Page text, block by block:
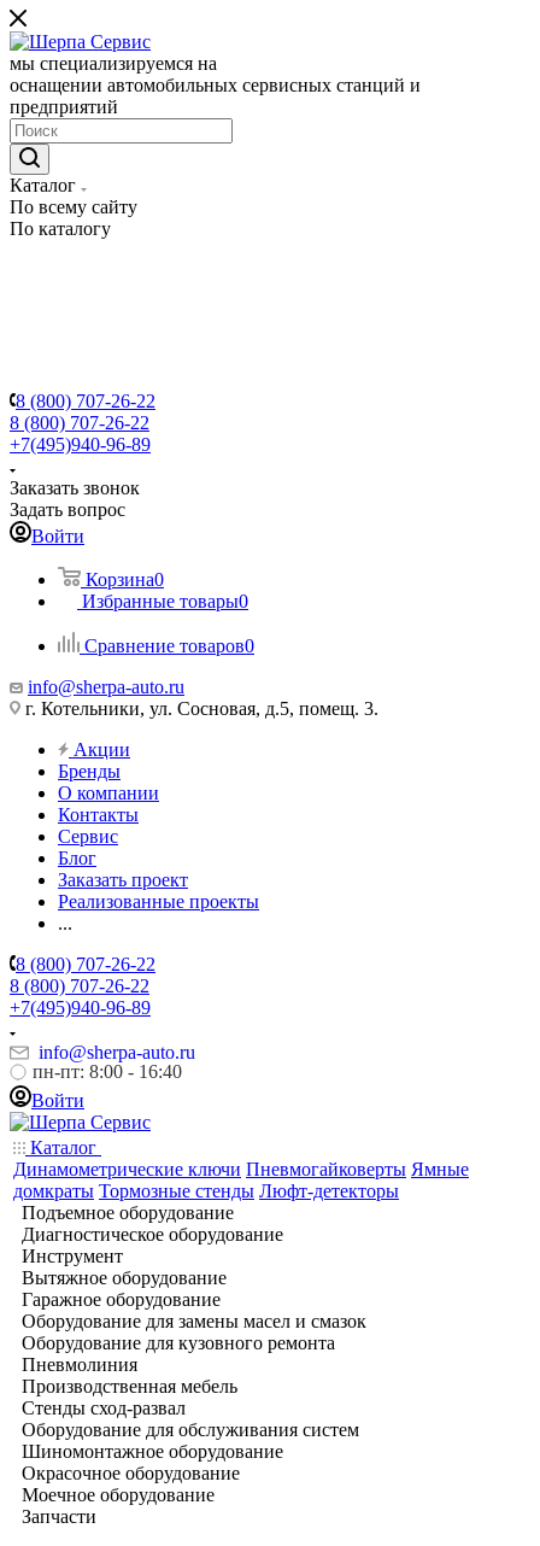
мы специализируемся на
оснащении автомобильных сервисных станций и
предприятий
Каталог
По всему сайту
По каталогу
8 (800) 707-26-22
8 (800) 707-26-22
+7(495)940-96-89
Заказать звонок
Задать вопрос
Войти
Корзина0
Избранные товары0
Сравнение товаров0
info@sherpa-auto.ru
г. Котельники, ул. Сосновая, д.5, помещ. 3.
Акции
Бренды
О компании
Контакты
Сервис
Блог
Заказать проект
Реализованные проекты
...
8 (800) 707-26-22
8 (800) 707-26-22
+7(495)940-96-89
info@sherpa-auto.ru
пн-пт: 8:00 - 16:40
Войти
Каталог
Динамометрические ключи Пневмогайковерты Ямные
домкраты Тормозные стенды Люфт-детекторы
Подъемное оборудование
Диагностическое оборудование
Инструмент
Вытяжное оборудование
Гаражное оборудование
Оборудование для замены масел и смазок
Оборудование для кузовного ремонта
Пневмолиния
Производственная мебель
Стенды сход-развал
Оборудование для обслуживания систем
Шиномонтажное оборудование
Окрасочное оборудование
Моечное оборудование
Запчасти